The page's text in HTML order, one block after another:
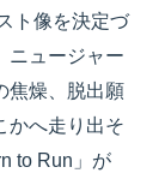
ト像を決定づ
ニュージャー
焦燥、脱出願
かへ走り出そ
to Run」が